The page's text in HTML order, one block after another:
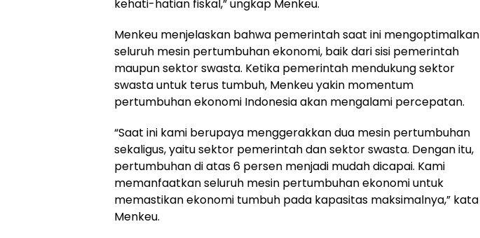
kehati-hatian fiskal,” ungkap Menkeu.
Menkeu menjelaskan bahwa pemerintah saat ini mengoptimalkan
seluruh mesin pertumbuhan ekonomi, baik dari sisi pemerintah
maupun sektor swasta. Ketika pemerintah mendukung sektor
swasta untuk terus tumbuh, Menkeu yakin momentum
pertumbuhan ekonomi Indonesia akan mengalami percepatan.
“Saat ini kami berupaya menggerakkan dua mesin pertumbuhan
sekaligus, yaitu sektor pemerintah dan sektor swasta. Dengan itu,
pertumbuhan di atas 6 persen menjadi mudah dicapai. Kami
memanfaatkan seluruh mesin pertumbuhan ekonomi untuk
memastikan ekonomi tumbuh pada kapasitas maksimalnya,” kata
Menkeu.